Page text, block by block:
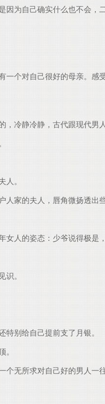
为自己确实什么也不会，
个对自己很好的母亲。感
冷静冷静，古代跟现代男
人。
家的夫人，唇角微扬透出
人的姿态：少爷说得极是
识。
别给自己提前支了月银。
。
无所求对自己好的男人一